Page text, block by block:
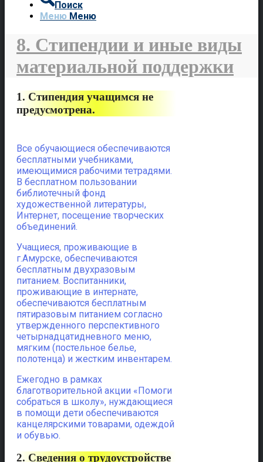
Поиск
Меню Меню
8. Стипендии и иные виды
материальной поддержки
1. Стипендия учащимся не
предусмотрена.
Все обучающиеся обеспечиваются
бесплатными учебниками,
имеющимися рабочими тетрадями.
В бесплатном пользовании
библиотечный фонд
художественной литературы,
Интернет, посещение творческих
объединений.
Учащиеся, проживающие в
г.Амурске, обеспечиваются
бесплатным двухразовым
питанием. Воспитанники,
проживающие в интернате,
обеспечиваются бесплатным
пятиразовым питанием согласно
утвержденного перспективного
четырнадцатидневного меню,
мягким (постельное белье,
полотенца) и жестким инвентарем.
Ежегодно в рамках
благотворительной акции «Помоги
собраться в школу», нуждающиеся
в помощи дети обеспечиваются
канцелярскими товарами, одеждой
и обувью.
2. Сведения о трудоустройстве